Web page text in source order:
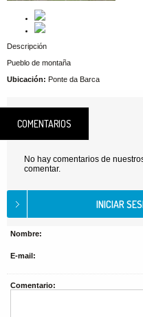
Descripción
Pueblo de montaña
Ubicación: Ponte da Barca
COMENTARIOS
No hay comentarios de
comentar.
Nombre:
E-mail:
Comentario: